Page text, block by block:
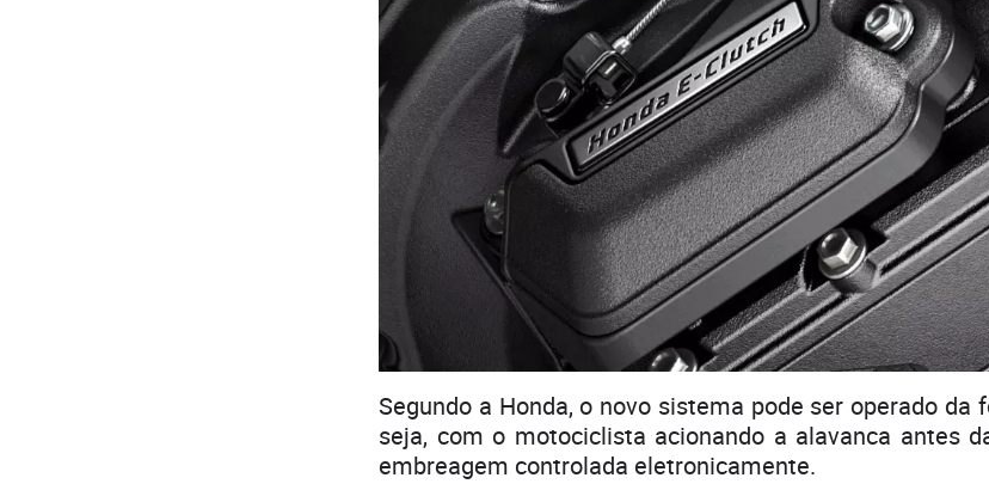
Segundo a Honda, o novo sistema pode ser operado da
seja, com o motociclista acionando a alavanca antes
embreagem controlada eletronicamente.